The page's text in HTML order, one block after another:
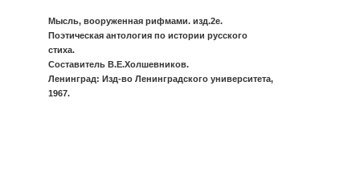
Мысль, вооруженная рифмами. изд.2е.
Поэтическая антология по истории русского
стиха.
Составитель В.Е.Холшевников.
Ленинград: Изд-во Ленинградского университета,
1967.